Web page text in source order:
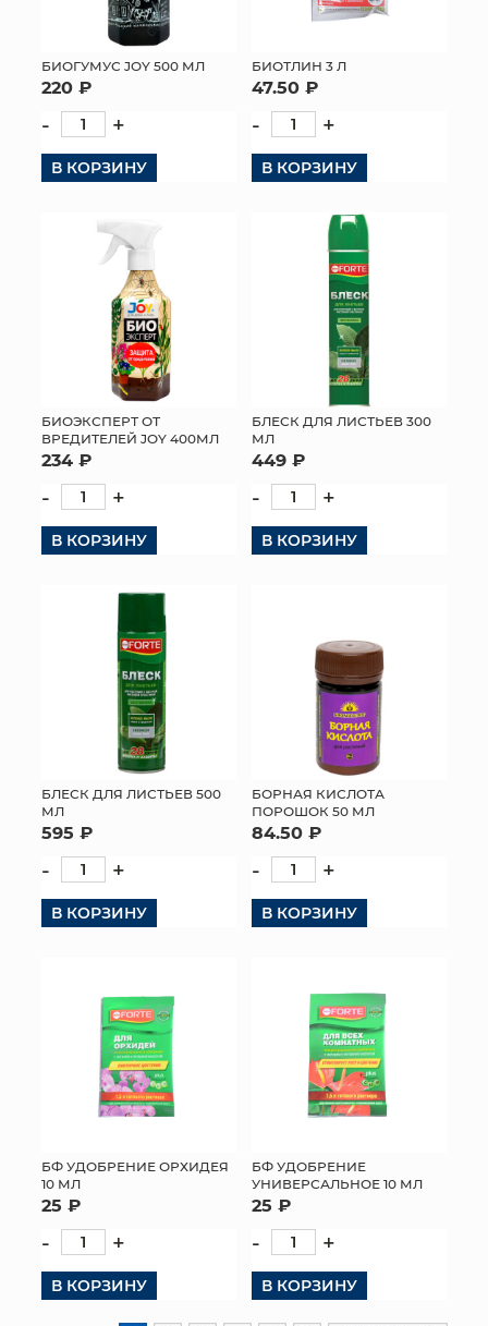
БИОГУМУС JOY 500 МЛ
220 ₽
- +
В КОРЗИНУ
БИОТЛИН 3 Л
47.50 ₽
- +
В КОРЗИНУ
БИОЭКСПЕРТ ОТ
ВРЕДИТЕЛЕЙ JOY 400МЛ
234 ₽
- +
В КОРЗИНУ
БЛЕСК ДЛЯ ЛИСТЬЕВ 300
МЛ
449 ₽
- +
В КОРЗИНУ
БЛЕСК ДЛЯ ЛИСТЬЕВ 500
МЛ
595 ₽
- +
В КОРЗИНУ
БОРНАЯ КИСЛОТА
ПОРОШОК 50 МЛ
84.50 ₽
- +
В КОРЗИНУ
БФ УДОБРЕНИЕ ОРХИДЕЯ
10 МЛ
25 ₽
- +
В КОРЗИНУ
БФ УДОБРЕНИЕ
УНИВЕРСАЛЬНОЕ 10 МЛ
25 ₽
- +
В КОРЗИНУ